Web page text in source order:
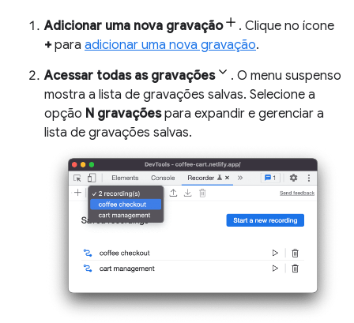
Adicionar uma nova gravação
. Clique no ícone
+para adicionar uma nova gravação.
Acessar todas as gravações
. O menu suspenso
mostra a lista de gravações salvas. Selecione a
opção N gravaçõespara expandir e gerenciar a
lista de gravações salvas.